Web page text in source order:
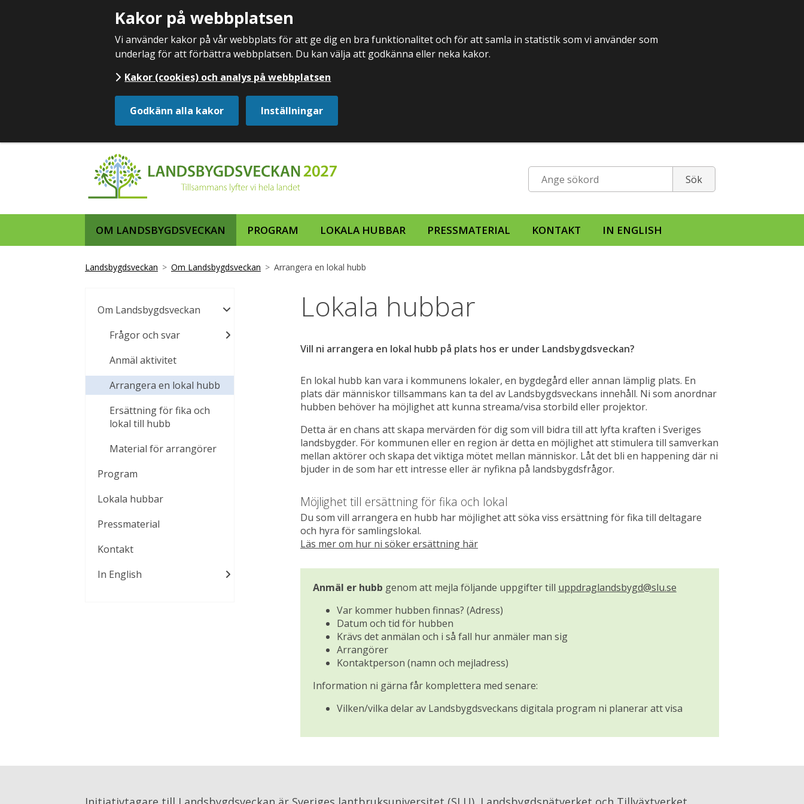
Kakor på webbplatsen
Vi använder kakor på vår webbplats för att ge dig en bra funktionalitet och för att samla in statistik som vi använder som
underlag för att förbättra webbplatsen. Du kan välja att godkänna eller neka kakor.
Kakor (cookies) och analys på webbplatsen
Godkänn alla kakor Inställningar
OM LANDSBYGDSVECKAN PROGRAM LOKALA HUBBAR PRESSMATERIAL KONTAKT IN ENGLISH
Landsbygdsveckan Om Landsbygdsveckan Arrangera en lokal hubb
Lokala hubbar
Vill ni arrangera en lokal hubb på plats hos er under Landsbygdsveckan?
En lokal hubb kan vara i kommunens lokaler, en bygdegård eller annan lämplig plats. En
plats där människor tillsammans kan ta del av Landsbygdsveckans innehåll. Ni som anordnar
hubben behöver ha möjlighet att kunna streama/visa storbild eller projektor.
Detta är en chans att skapa mervärden för dig som vill bidra till att lyfta kraften i Sveriges
landsbygder. För kommunen eller en region är detta en möjlighet att stimulera till samverkan
mellan aktörer och skapa det viktiga mötet mellan människor. Låt det bli en happening där ni
bjuder in de som har ett intresse eller är nyfikna på landsbygdsfrågor.
Möjlighet till ersättning för fika och lokal
Du som vill arrangera en hubb har möjlighet att söka viss ersättning för fika till deltagare
och hyra för samlingslokal.
Läs mer om hur ni söker ersättning här
Anmäl er hubb genom att mejla följande uppgifter till uppdraglandsbygd@slu.se
Var kommer hubben finnas? (Adress)
Datum och tid för hubben
Krävs det anmälan och i så fall hur anmäler man sig
Arrangörer
Kontaktperson (namn och mejladress)
Information ni gärna får komplettera med senare:
Vilken/vilka delar av Landsbygdsveckans digitala program ni planerar att visa
Om Landsbygdsveckan
Frågor och svar
Anmäl aktivitet
Arrangera en lokal hubb
Ersättning för fika och
lokal till hubb
Material för arrangörer
Program
Lokala hubbar
Pressmaterial
Kontakt
In English